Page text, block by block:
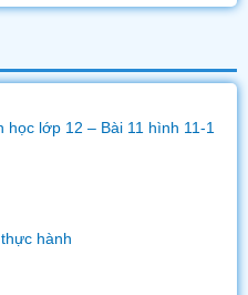
học lớp 12 – Bài 11 hình 11-1
hành